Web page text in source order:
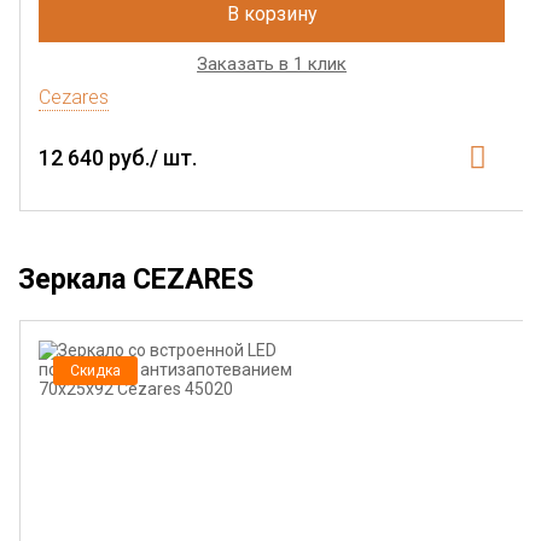
В корзину
Заказать в 1 клик
Cezares
12 640 руб./ шт.
Зеркала CEZARES
Скидка